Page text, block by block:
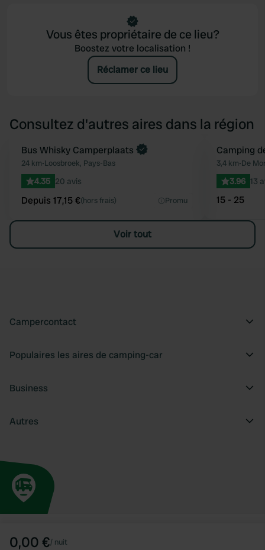
0,00 €/ nuit
Vous êtes propriétaire de ce lieu?
Boostez votre localisation !
Réclamer ce lieu
Consultez d'autres aires dans la région
Préféré
Reserve maintenant
Bus Whisky Camperplaats
24 km•Loosbroek, Pays-Bas
4.35 20 avis
Depuis 17,15 €(hors frais) Promu
Camping
3,4 km•De
3.96 13
15 - 25
Voir tout
Campercontact
Populaires les aires de camping-car
Business
Autres